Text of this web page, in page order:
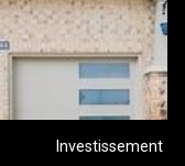
Investissement